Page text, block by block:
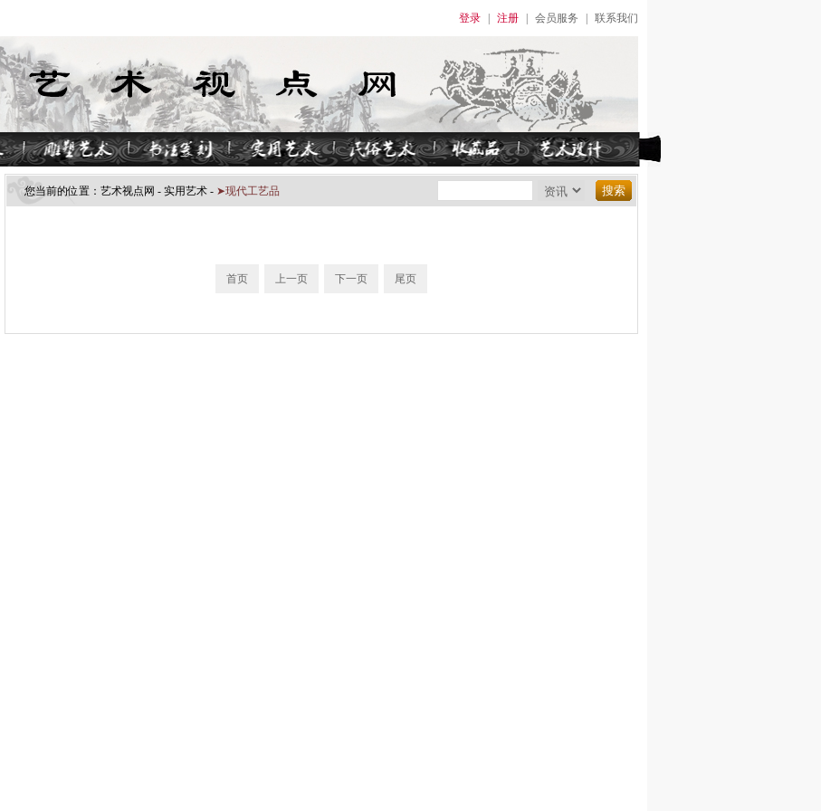
登录 注册 会员服务 联系我们
您当前的位置： 艺术视点网 - 实用艺术 - ➤现代工艺品
首页 上一页 下一页 尾页